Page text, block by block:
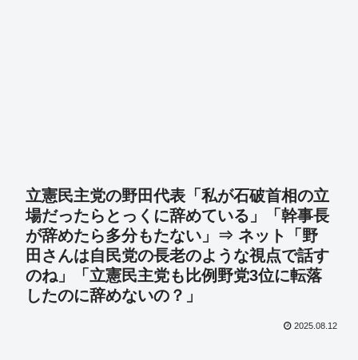
立憲民主党の野田代表「私が石破首相の立
場だったらとっくに辞めている」「幹事長
が辞めたら多分もたない」⇒ ネット「野
田さんは自民党の長老のような視点で話す
のね」「立憲民主党も比例野党3位に転落
したのに辞めないの？」
2025.08.12